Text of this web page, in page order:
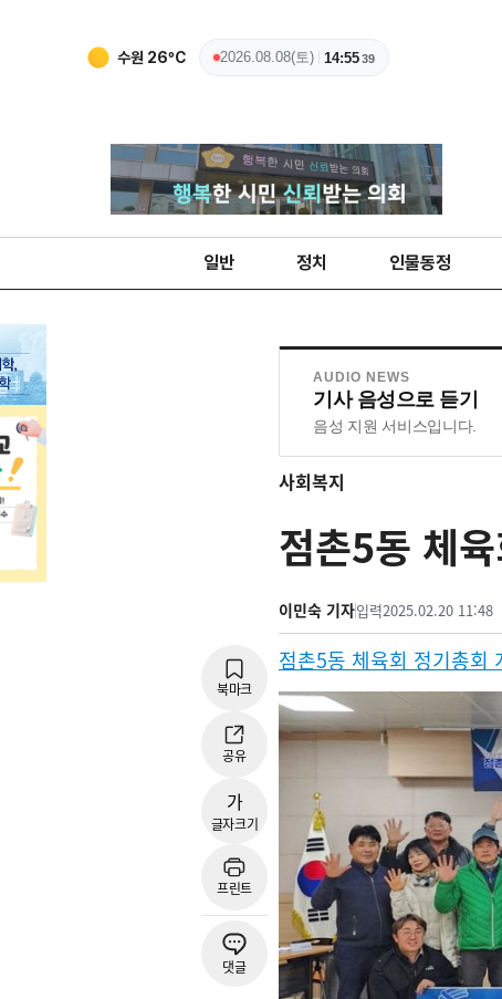
수원 26ºC 2026.08.08(토) 14:5539
일반 정치 인물동정
AUDIO NEWS
기사 음성으로 듣기
음성 지원 서비스입니다.
사회복지
점촌5동 체
이민숙 기자입력2025.02.20 11:48
북마크
공유
가
글자크기
프린트
댓글
점촌5동 체육회 정기총회